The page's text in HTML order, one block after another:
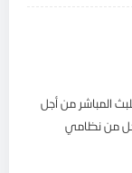
المباشر من أجل
من نظامي